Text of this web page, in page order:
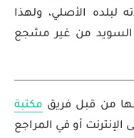
الأصلي، ولهذا
السويد من غير مشجع
من قبل فريق مكتبة
أو في المراجع